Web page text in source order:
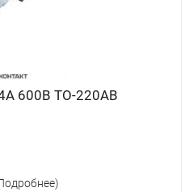
600В TO-220AB